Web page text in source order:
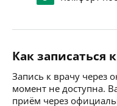
Как записаться
Запись к врачу через
момент не доступна.
приём через